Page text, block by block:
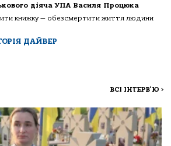
діяча УПА Василя Процюка
книжку — обезсмертити життя людини
ДАЙВЕР
ВСІ ІНТЕРВ'Ю >